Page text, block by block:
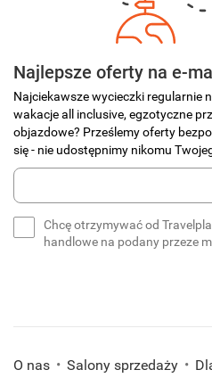
Najlepsze oferty na e-
Najciekawsze wycieczki regularnie
wakacje all inclusive, egzotyczne
objazdowe? Prześlemy oferty
się - nie udostępnimy nikomu
Wprowadź
swój
Chcę otrzymywać od
handlowe na podany przeze
O nas Salony sprzedaży